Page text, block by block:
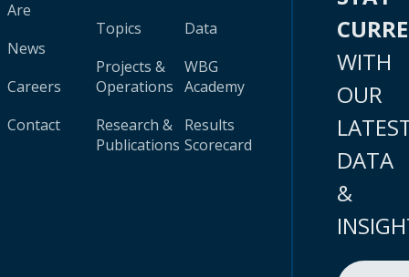
Are
News
Careers
Contact
Topics
Projects &
Operations
Research &
Publications
Data
WBG
Academy
Results
Scorecard
WITH
OUR
DATA
&